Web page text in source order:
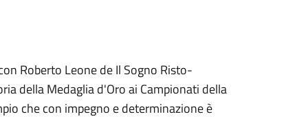
Roberto Leone de Il Sogno Risto-
della Medaglia d'Oro ai Campionati della
che con impegno e determinazione è